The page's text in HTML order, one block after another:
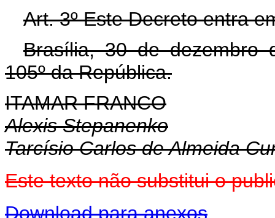
Art. 3º Este Decreto entra
Brasília, 30 de dezembro
105º da República.
ITAMAR FRANCO
Alexis Stepanenko
Tarcísio Carlos de Almeida
Este texto não substitui o
Download para anexos